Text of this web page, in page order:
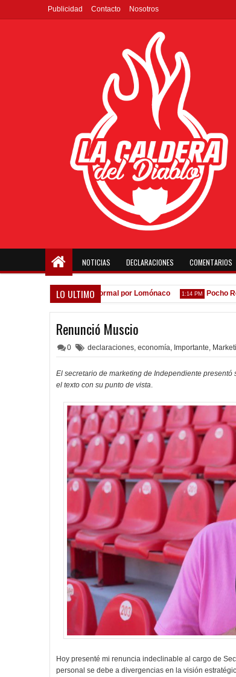
Publicidad Contacto Nosotros
NOTICIAS DECLARACIONES COMENTARIOS
LO ULTIMO
la espera de la oferta formal por Lomónaco 1:14 PM Pocho
Renunció Muscio
0 declaraciones, economía, Importante,
El secretario de marketing de Independiente
el texto con su punto de vista.
Hoy presenté mi renuncia indeclinable al cargo de
personal se debe a divergencias en la visión